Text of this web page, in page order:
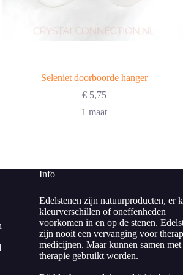
Seleniet doorboorde hanger
€ 5,75
1 maat
Info
Edelstenen zijn natuurproducten, er
kleurverschillen of oneffenheden
voorkomen in en op de stenen.
zijn nooit een vervanging voor
medicijnen. Maar kunnen samen
therapie gebruikt worden.